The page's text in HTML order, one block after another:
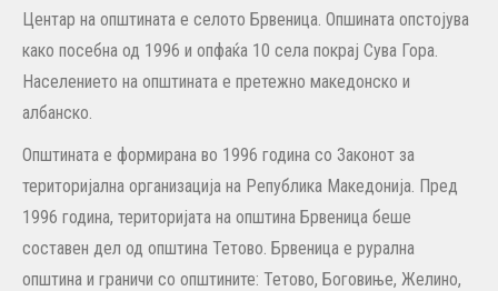
Центар на општината е селото Брвеница. Опшината опстојува
како посебна од 1996 и опфаќа 10 села покрај Сува Гора.
Населението на општината е претежно македонско и
албанско.
Општината е формирана во 1996 година со Законот за
територијална организација на Република Македонија. Пред
1996 година, територијата на општина Брвеница беше
составен дел од општина Тетово. Брвеница е рурална
општина и граничи со општините: Тетово, Боговиње, Желино,